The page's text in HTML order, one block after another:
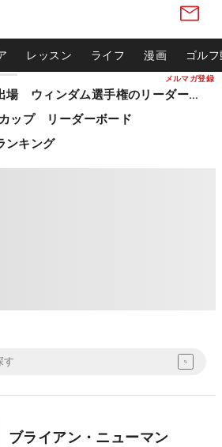
メルマガ登録
レッスン ライフ 漫画 ゴル
松山英樹ら出場 ウィンダム選手権のリーダーボード
ップ リーダーボード
ンキング
ブライアン・ニューマン